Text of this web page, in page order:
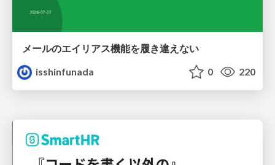
メールのエイリアス機能を履き違えない
isshinfunada
0 220